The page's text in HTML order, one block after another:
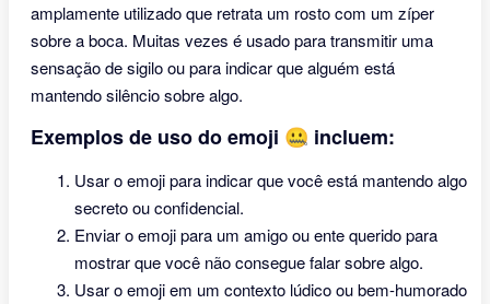
amplamente utilizado que retrata um rosto com um zíper
sobre a boca. Muitas vezes é usado para transmitir uma
sensação de sigilo ou para indicar que alguém está
mantendo silêncio sobre algo.
Exemplos de uso do emoji 🤐 incluem:
Usar o emoji para indicar que você está mantendo algo
secreto ou confidencial.
Enviar o emoji para um amigo ou ente querido para
mostrar que você não consegue falar sobre algo.
Usar o emoji em um contexto lúdico ou bem-humorado